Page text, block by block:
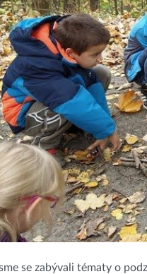
se zabývali tématy o